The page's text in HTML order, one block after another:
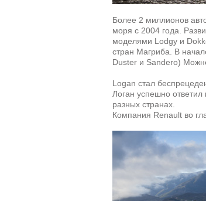
Более 2 миллионов
моря с 2004 года.
моделями Lodgy и
стран Магриба. В
Duster и Sandero)
Logan стал
Логан успешно
разных странах.
Компания Renault во